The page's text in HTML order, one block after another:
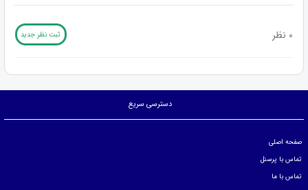
0 نظر ثبت نظر جدید
دسترسی سریع
صفحه اصلی
تماس با پرسنل
تماس با ما